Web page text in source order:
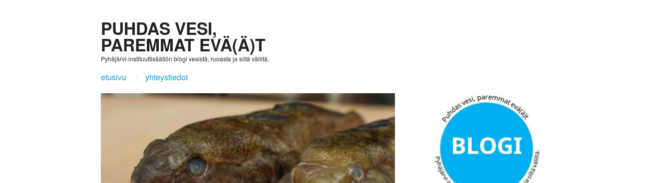
PUHDAS VESI,
PAREMMAT EVÄ(Ä)T
Pyhäjärvi-instituuttisäätiön blogi vesistä, ruoasta ja siltä väliltä.
etusivu yhteystiedot